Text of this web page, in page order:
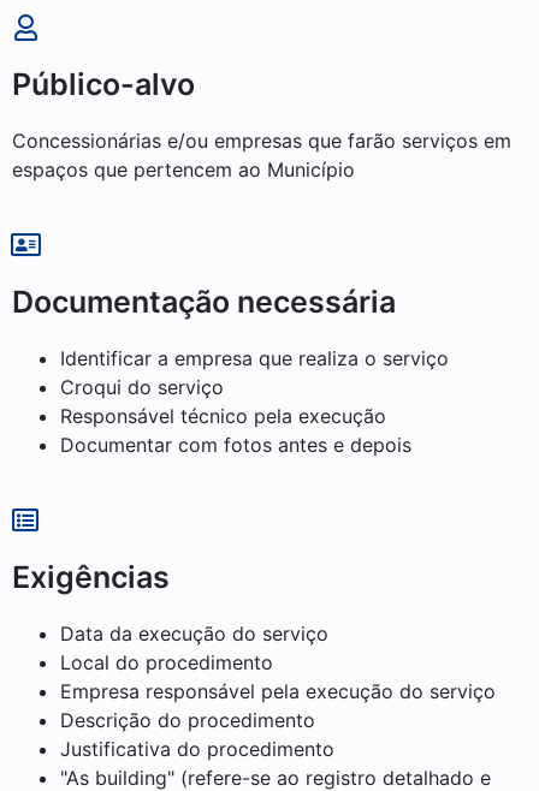
Público-alvo
Concessionárias e/ou empresas que farão serviços em
espaços que pertencem ao Município
Documentação necessária
Identificar a empresa que realiza o serviço
Croqui do serviço
Responsável técnico pela execução
Documentar com fotos antes e depois
Exigências
Data da execução do serviço
Local do procedimento
Empresa responsável pela execução do serviço
Descrição do procedimento
Justificativa do procedimento
"As building" (refere-se ao registro detalhado e